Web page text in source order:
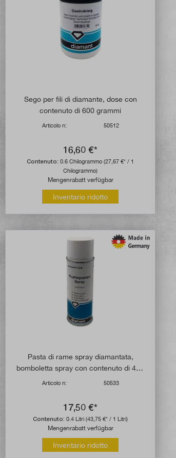
Sego per fili di diamante, dose con
contenuto di 600 grammi
Articolo n: 50512
16,60 €*
Contenuto:0.6 Chilogrammo(27,67 €* / 1
Chilogrammo)
Mengenrabatt verfügbar
Inventario ridotto
Pasta di rame spray diamantata,
bomboletta spray con contenuto di 400
Articolo n: 50533
17,50 €*
Contenuto:0.4 Litri(43,75 €* / 1 Litri)
Mengenrabatt verfügbar
Inventario ridotto